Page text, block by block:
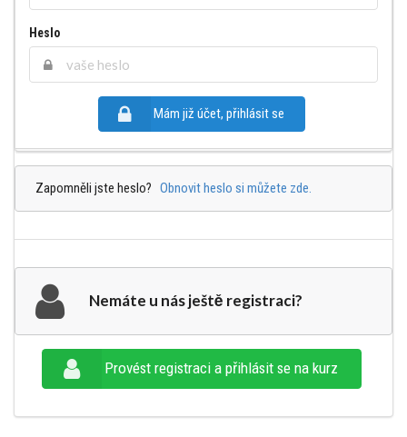
Heslo
Mám již účet, přihlásit se
Zapomněli jste heslo? Obnovit heslo si můžete zde.
Nemáte u nás ještě registraci?
Provést registraci a přihlásit se na kurz